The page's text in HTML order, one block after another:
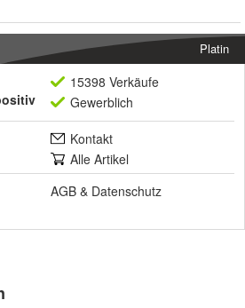
Platin
15398 Verkäufe
Gewerblich
Kontakt
Alle Artikel
AGB & Datenschutz